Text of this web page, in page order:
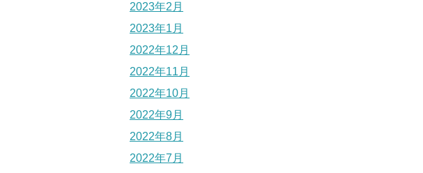
2023年2月
2023年1月
2022年12月
2022年11月
2022年10月
2022年9月
2022年8月
2022年7月